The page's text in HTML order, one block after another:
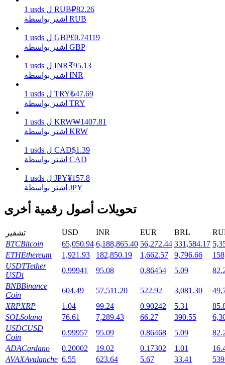
خنزير الطاقة
احصل على مكافآت تنافسية يوميًا
التوقيع المساحي
Launchpool
1 usds ل RUB₽82.26
اشتر بواسطة RUB
1 usds ل GBP£0.74119
اشتر بواسطة GBP
1 usds ل INR₹95.13
اشتر بواسطة INR
1 usds ل TRY₺47.69
اشتر بواسطة TRY
1 usds ل KRW₩1407.81
اشتر بواسطة KRW
1 usds ل CAD$1.39
اشتر بواسطة CAD
1 usds ل JPY¥157.8
اشتر بواسطة JPY
تحويلات أصول رقمية أخرى
تشفير USD INR EUR BRL
BTCBitcoin 65,050.94 6,188,865.40 56,272.44 331,584.17
ETHEthereum 1,921.93 182,850.19 1,662.57 9,796.66
USDTTether
USDt
0.99941 95.08 0.86454 5.09
BNBBinance
Coin
604.49 57,511.20 522.92 3,081.30
XRPXRP 1.04 99.24 0.90242 5.31
SOLSolana 76.61 7,289.43 66.27 390.55
USDCUSD
Coin
0.99957 95.09 0.86468 5.09
ADACardano 0.20002 19.02 0.17302 1.01
AVAXAvalanche 6.55 623.64 5.67 33.41